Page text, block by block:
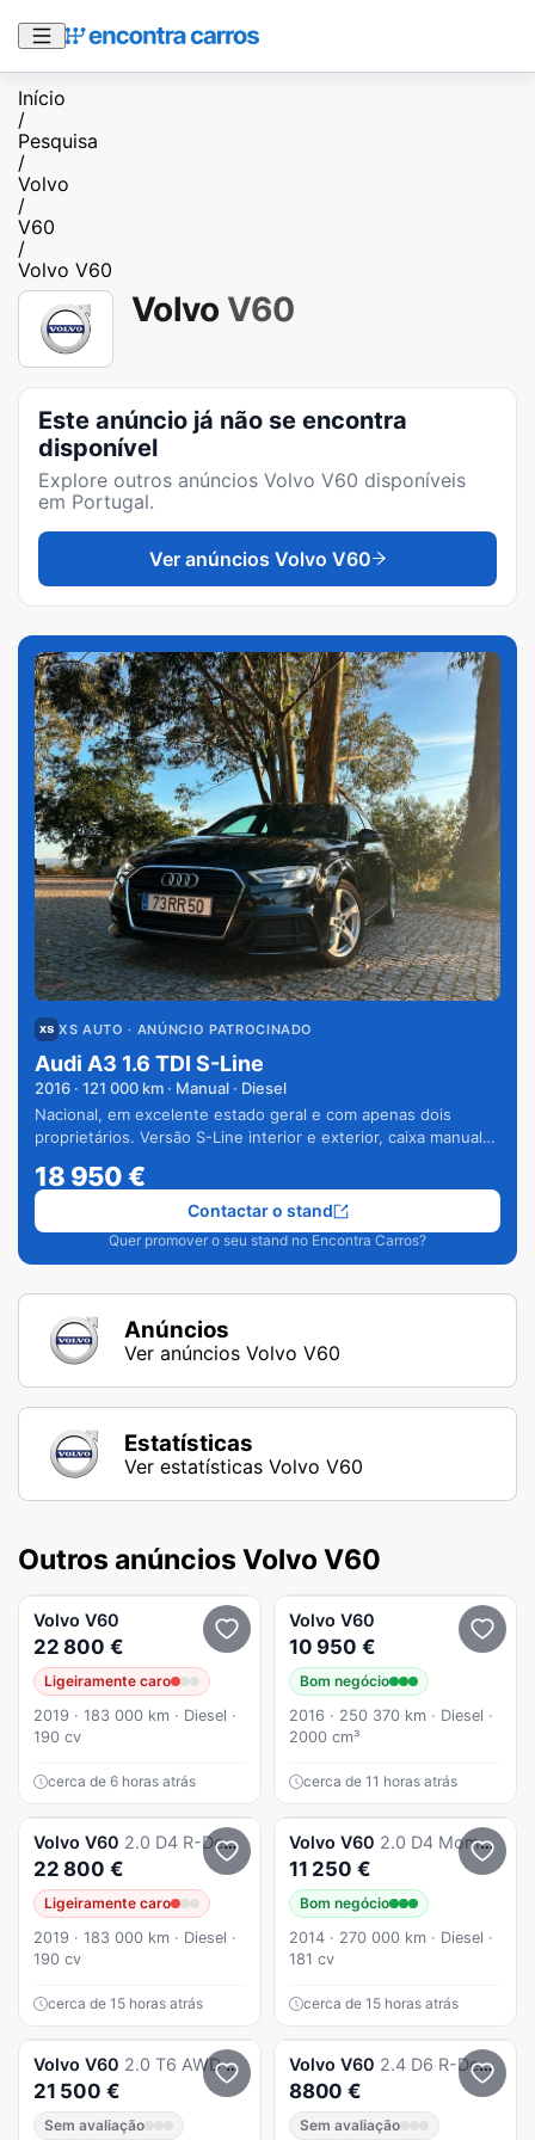
Início
/
Pesquisa
/
Volvo
/
V60
/
Volvo V60
Volvo V60
Este anúncio já não se encontra
disponível
Explore outros anúncios Volvo V60 disponíveis
em Portugal.
Ver anúncios Volvo V60
XS AUTO · ANÚNCIO PATROCINADO
Audi A3 1.6 TDI S-Line
2016 · 121 000 km · Manual · Diesel
Nacional, em excelente estado geral e com apenas dois
proprietários. Versão S-Line interior e exterior, caixa manual
18 950€
Quer promover o seu stand no Encontra Carros?
Contactar o stand
Anúncios
Ver anúncios Volvo V60
Estatísticas
Ver estatísticas Volvo V60
Outros anúncios Volvo V60
Volvo V60
22 800 €
Ligeiramente caro
2019 · 183 000 km · Diesel ·
190 cv
cerca de 6 horas atrás
Volvo V60
10 950 €
Bom negócio
2016 · 250 370 km · Diesel ·
2000 cm³
cerca de 11 horas atrás
Volvo V60 2.0 D4 R-Design Geartronic
22 800 €
Ligeiramente caro
2019 · 183 000 km · Diesel ·
190 cv
cerca de 15 horas atrás
Volvo V60 2.0 D4 Momentum Eco Geartronic
11 250 €
Bom negócio
2014 · 270 000 km · Diesel ·
181 cv
cerca de 15 horas atrás
Volvo V60 2.0 T6 AWD TE Inscription Expression
21 500 €
Sem avaliação
Volvo V60 2.4 D6 R-Design Momentum AWD Phev
8800 €
Sem avaliação